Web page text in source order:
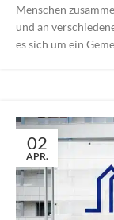
Menschen
und an
es sich um ein
02
APR.